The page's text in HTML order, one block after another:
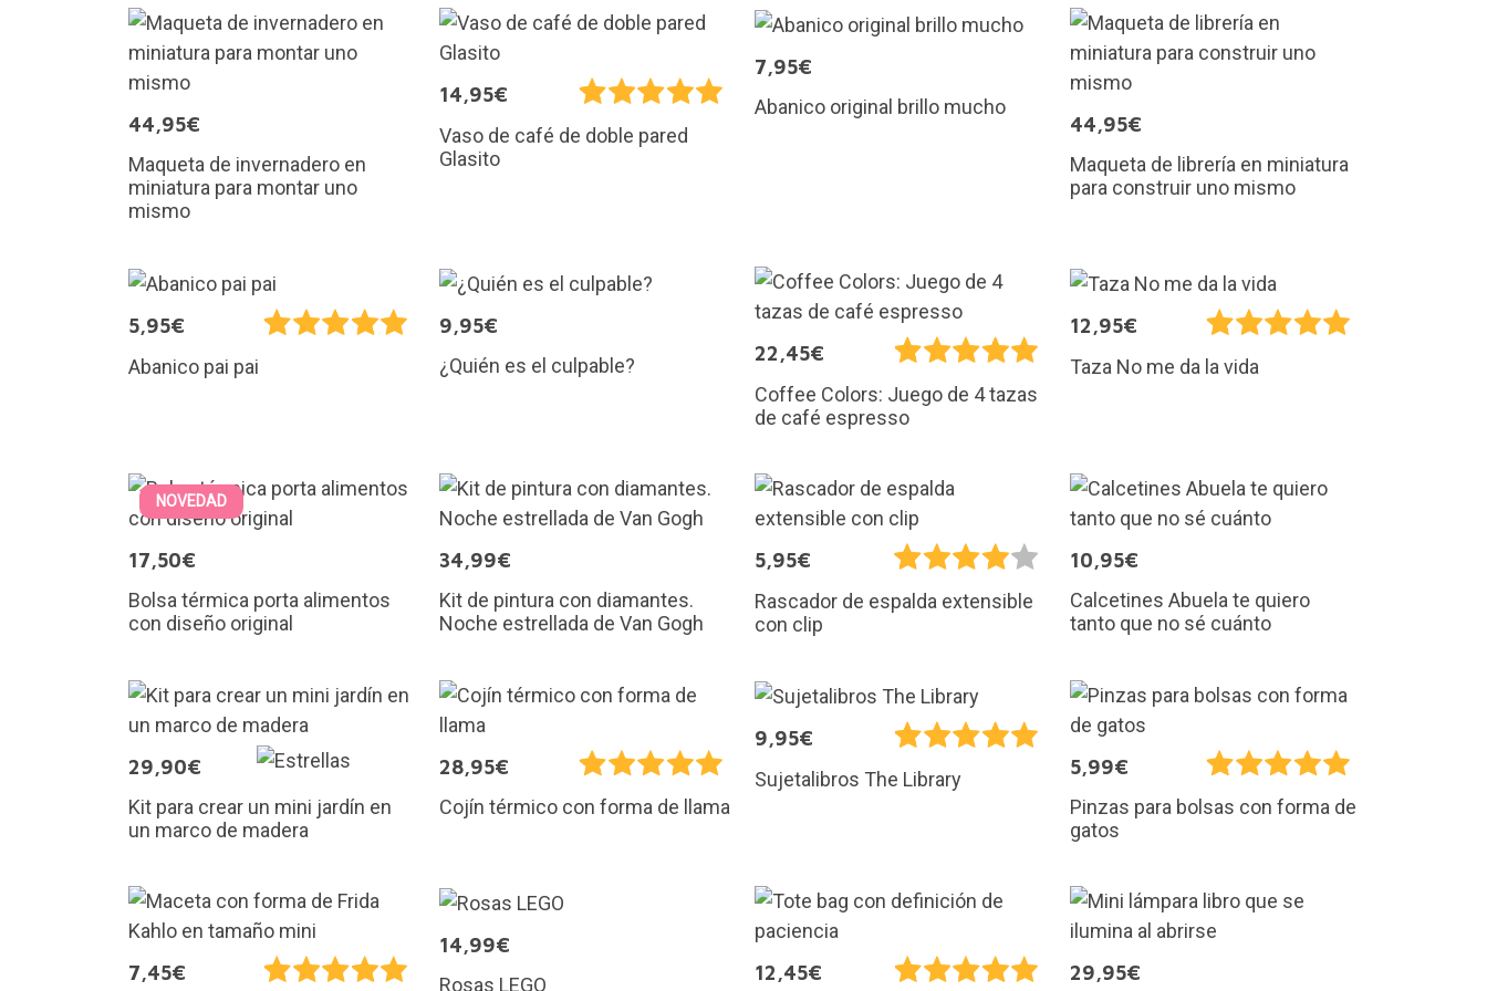
44,95€
Maqueta de invernadero en
miniatura para montar uno
mismo
14,95€
Vaso de café de doble pared
Glasito
7,95€
Abanico original brillo mucho
44,95€
Maqueta de librería en miniatura
para construir uno mismo
5,95€
Abanico pai pai
9,95€
¿Quién es el culpable?
22,45€
Coffee Colors: Juego de 4 tazas
de café espresso
12,95€
Taza No me da la vida
NOVEDAD
17,50€
Bolsa térmica porta alimentos
con diseño original
34,99€
Kit de pintura con diamantes.
Noche estrellada de Van Gogh
5,95€
Rascador de espalda extensible
con clip
10,95€
Calcetines Abuela te quiero
tanto que no sé cuánto
29,90€
Kit para crear un mini jardín en
un marco de madera
28,95€
Cojín térmico con forma de llama
9,95€
Sujetalibros The Library
5,99€
Pinzas para bolsas con forma de
gatos
7,45€
14,99€
Rosas LEGO
12,45€ 29,95€